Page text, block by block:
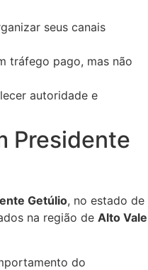
seus canais
tráfego pago, mas não
autoridade e
Presidente
Getúlio, no estado de
na região de Alto Vale
do